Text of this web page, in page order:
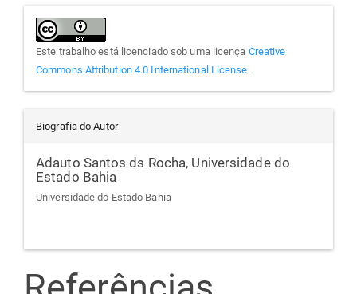
Este trabalho está licenciado sob uma licença Creative
Commons Attribution 4.0 International License.
Biografia do Autor
Adauto Santos ds Rocha, Universidade do
Estado Bahia
Universidade do Estado Bahia